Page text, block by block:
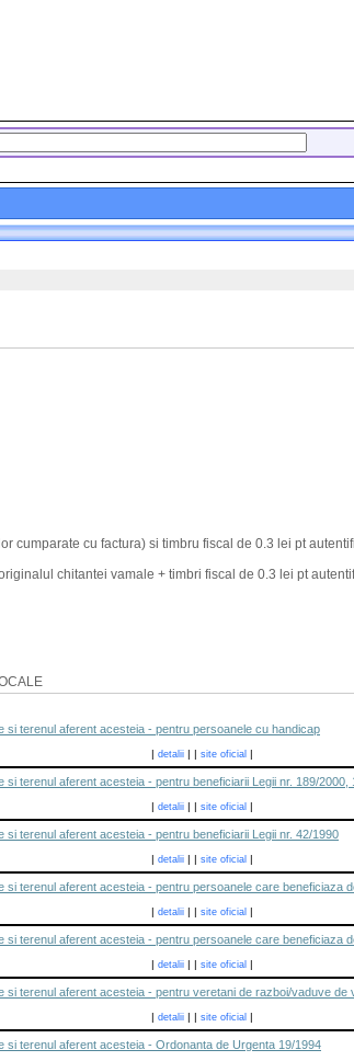
cumparate cu factura) si timbru fiscal de 0.3 lei pt
chitantei vamale + timbri fiscal de 0.3 lei pt
terenul aferent acesteia - pentru persoanele cu handicap
| detalii| | site oficial|
terenul aferent acesteia - pentru beneficiarii Legii nr. 189/2000,
| detalii| | site oficial|
terenul aferent acesteia - pentru beneficiarii Legii nr. 42/1990
| detalii| | site oficial|
terenul aferent acesteia - pentru persoanele care beneficiaza
| detalii| | site oficial|
terenul aferent acesteia - pentru persoanele care beneficiaza
| detalii| | site oficial|
terenul aferent acesteia - pentru veretani de razboi/vaduve de
| detalii| | site oficial|
terenul aferent acesteia - Ordonanta de Urgenta 19/1994